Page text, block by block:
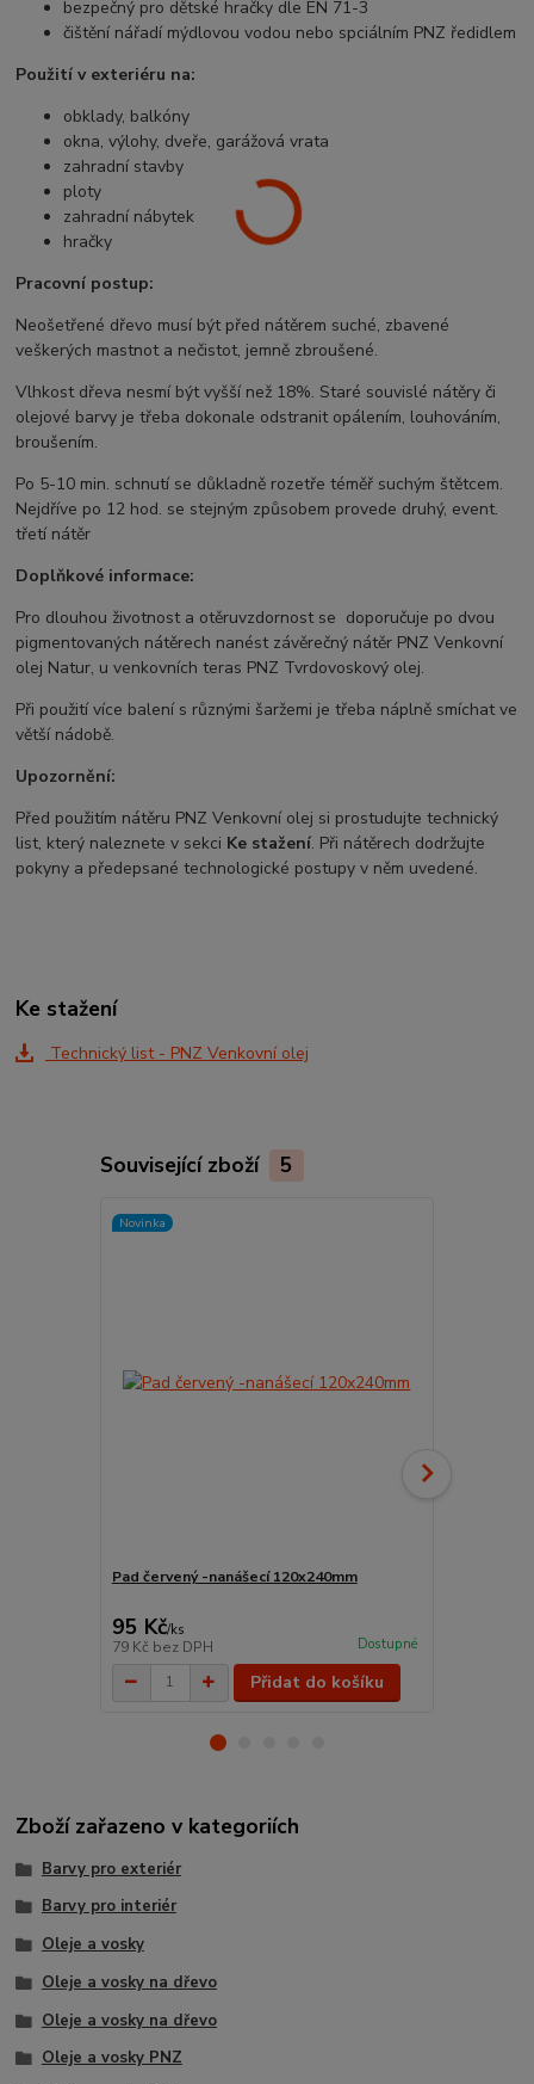
bezpečný pro dětské hračky dle EN 71-3
čištění nářadí mýdlovou vodou nebo spciálním PNZ ředidlem
Použití v exteriéru na:
obklady, balkóny
okna, výlohy, dveře, garážová vrata
zahradní stavby
ploty
zahradní nábytek
hračky
Pracovní postup:
Neošetřené dřevo musí být před nátěrem suché, zbavené
veškerých mastnot a nečistot, jemně zbroušené.
Vlhkost dřeva nesmí být vyšší než 18%. Staré souvislé nátěry či
olejové barvy je třeba dokonale odstranit opálením, louhováním,
broušením.
Po 5-10 min. schnutí se důkladně rozetře téměř suchým štětcem.
Nejdříve po 12 hod. se stejným způsobem provede druhý, event.
třetí nátěr
Doplňkové informace:
Pro dlouhou životnost a otěruvzdornost se doporučuje po dvou
pigmentovaných nátěrech nanést závěrečný nátěr PNZ Venkovní
olej Natur, u venkovních teras PNZ Tvrdovoskový olej.
Při použití více balení s různými šaržemi je třeba náplně smíchat ve
větší nádobě.
Upozornění:
Před použitím nátěru PNZ Venkovní olej si prostudujte technický
list, který naleznete v sekci Ke stažení. Při nátěrech dodržujte
pokyny a předepsané technologické postupy v něm uvedené.
Ke stažení
Technický list - PNZ Venkovní olej
Související zboží 5
Novinka
Pad červený -nanášecí 120x240mm
95 Kč/ks
79 Kč bez DPH Dostupné
Přidat do košíku
Zboží zařazeno v kategoriích
Barvy pro exteriér
Barvy pro interiér
Oleje a vosky
Oleje a vosky na dřevo
Oleje a vosky na dřevo
Oleje a vosky PNZ